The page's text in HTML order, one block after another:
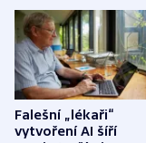
Falešní „lékaři“
vytvoření AI šíří